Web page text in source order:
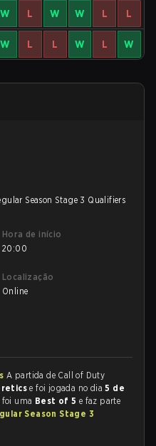
W L W W L L
W L L W L W
Season Stage 3 Qualifiers
Hora de início
20:00
Localização
Online
A partida de Call of Duty
e foi jogada no dia5 de
uma Best of 5 e faz parte
Season Stage 3